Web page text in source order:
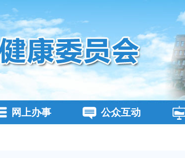
网上办事 公众互动